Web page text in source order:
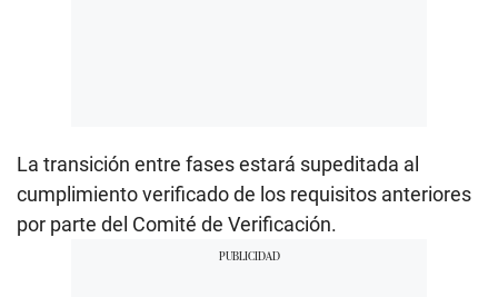
La transición entre fases estará supeditada al
cumplimiento verificado de los requisitos anteriores
por parte del Comité de Verificación.